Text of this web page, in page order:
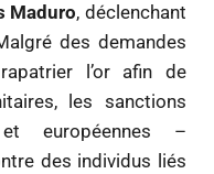
Maduro, déclenchant
des demandes
l’or afin de
les sanctions
et européennes –
des individus liés